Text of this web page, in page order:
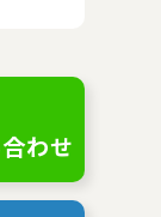
わせ